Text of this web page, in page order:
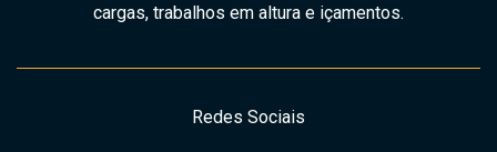
cargas, trabalhos em altura e içamentos.
Redes Sociais